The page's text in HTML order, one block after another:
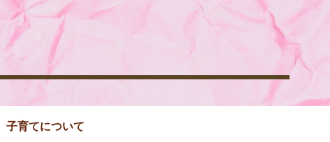
子育てについて